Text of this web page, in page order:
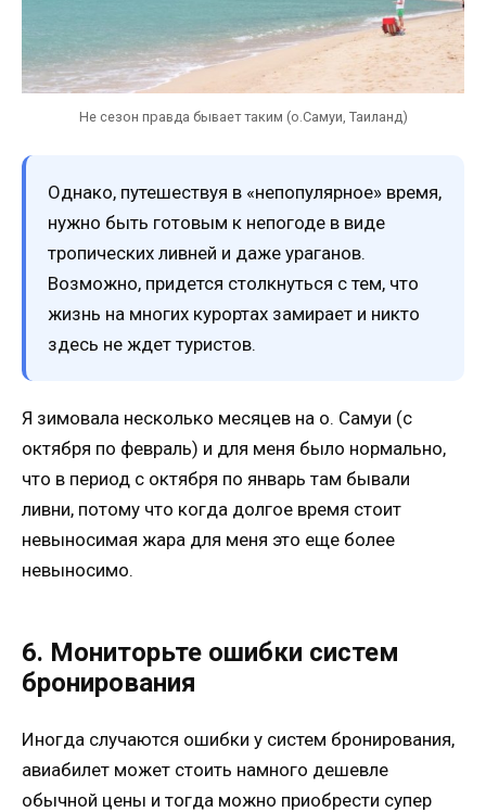
Не сезон правда бывает таким (о.Самуи, Таиланд)
Однако, путешествуя в «непопулярное» время,
нужно быть готовым к непогоде в виде
тропических ливней и даже ураганов.
Возможно, придется столкнуться с тем, что
жизнь на многих курортах замирает и никто
здесь не ждет туристов.
Я зимовала несколько месяцев на о. Самуи (с
октября по февраль) и для меня было нормально,
что в период с октября по январь там бывали
ливни, потому что когда долгое время стоит
невыносимая жара для меня это еще более
невыносимо.
6. Мониторьте ошибки систем
бронирования
Иногда случаются ошибки у систем бронирования,
авиабилет может стоить намного дешевле
обычной цены и тогда можно приобрести супер